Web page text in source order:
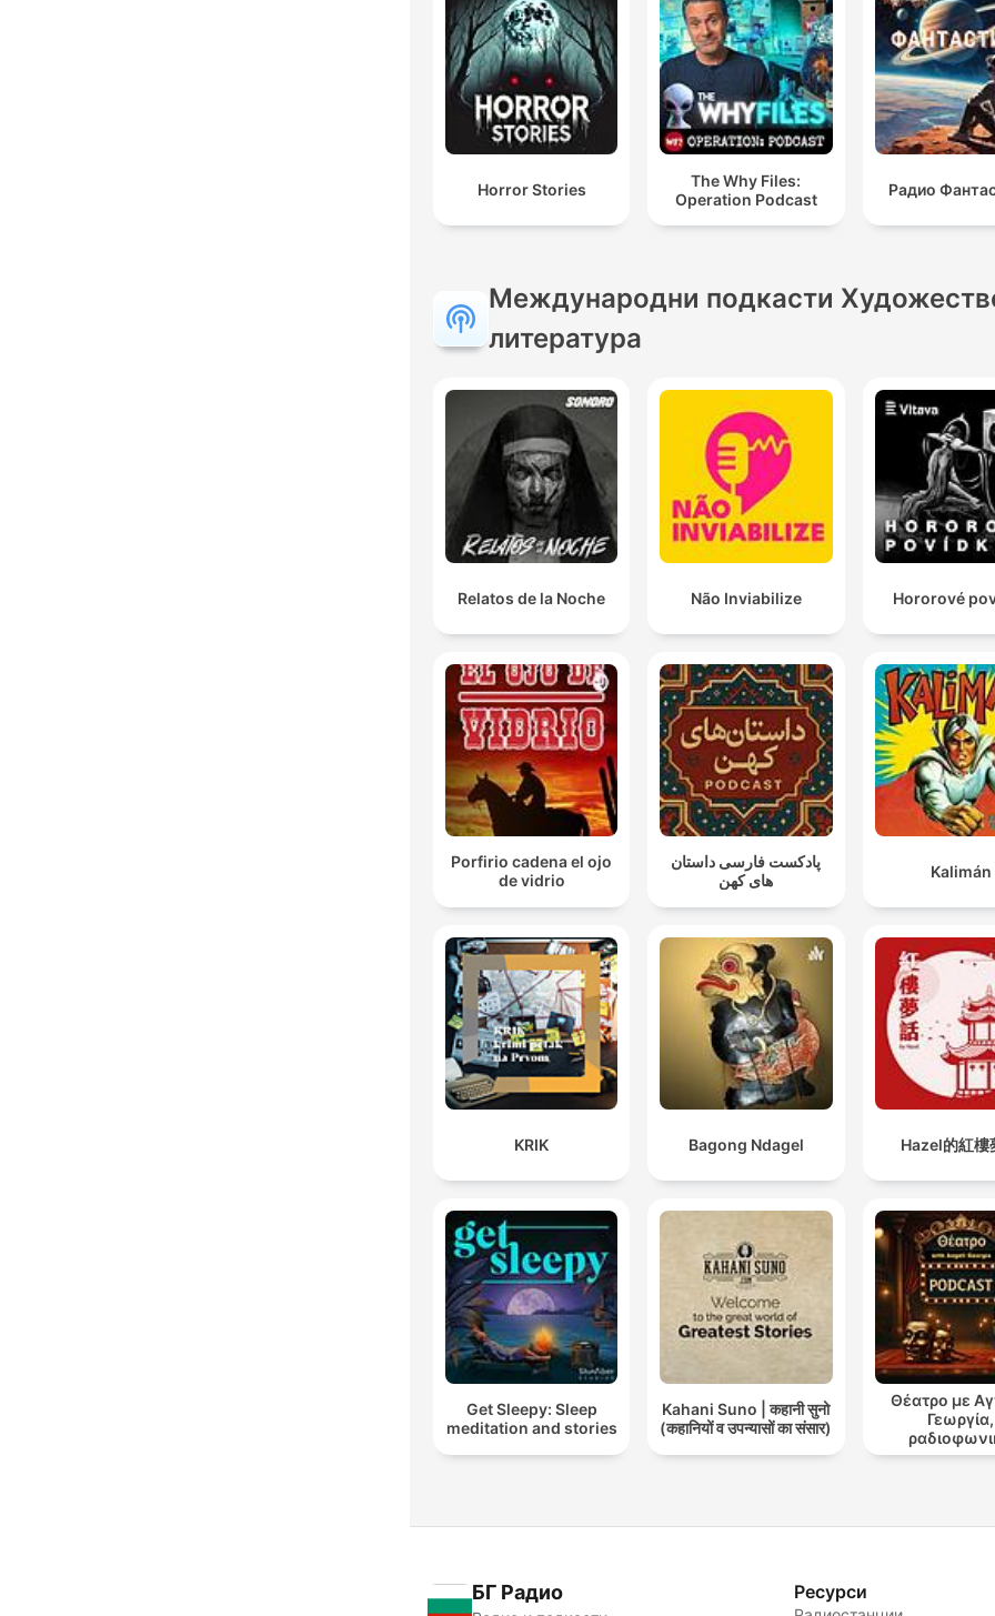
Horror Stories
The Why Files:
Operation Podcast
Радио
Международни подкасти
литература
Relatos de la Noche Não Inviabilize Hororové
Porfirio cadena el ojo
de vidrio
پادکست فارسی داستان
های کهن
Kalimán
KRIK Bagong Ndagel Hazel的紅樓
Get Sleepy: Sleep
meditation and stories
Kahani Suno | कहानी सुनो
(कहानियों व उपन्यासों का संसार)
Θέατρο με
Γεωργία,
θεατρικά
БГ Радио Ресурси